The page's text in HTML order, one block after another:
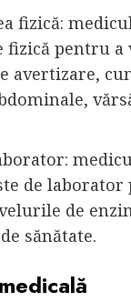
fizică:
fizică pentru a
avertizare,
de laborator
de
sănătate.